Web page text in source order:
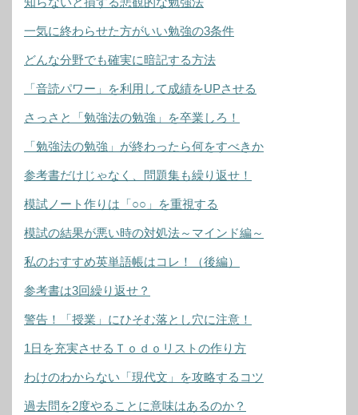
一気に終わらせた方がいい勉強の3条件
どんな分野でも確実に暗記する方法
「音読パワー」を利用して成績をUPさせる
さっさと「勉強法の勉強」を卒業しろ！
「勉強法の勉強」が終わったら何をすべきか
参考書だけじゃなく、問題集も繰り返せ！
模試ノート作りは「○○」を重視する
模試の結果が悪い時の対処法～マインド編～
私のおすすめ英単語帳はコレ！（後編）
参考書は3回繰り返せ？
警告！「授業」にひそむ落とし穴に注意！
1日を充実させるＴｏｄｏリストの作り方
わけのわからない「現代文」を攻略するコツ
過去問を2度やることに意味はあるのか？